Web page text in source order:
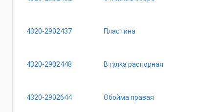
4320-2902437 Пластина
4320-2902448 Втулка распорная
4320-2902644 Обойма правая